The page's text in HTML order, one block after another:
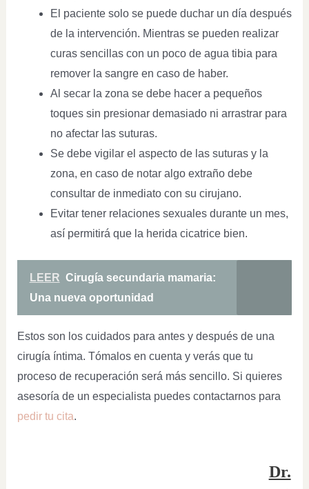
El paciente solo se puede duchar un día después
de la intervención. Mientras se pueden realizar
curas sencillas con un poco de agua tibia para
remover la sangre en caso de haber.
Al secar la zona se debe hacer a pequeños
toques sin presionar demasiado ni arrastrar para
no afectar las suturas.
Se debe vigilar el aspecto de las suturas y la
zona, en caso de notar algo extraño debe
consultar de inmediato con su cirujano.
Evitar tener relaciones sexuales durante un mes,
así permitirá que la herida cicatrice bien.
LEER Cirugía secundaria mamaria:
Una nueva oportunidad
Estos son los cuidados para antes y después de una
cirugía íntima. Tómalos en cuenta y verás que tu
proceso de recuperación será más sencillo. Si quieres
asesoría de un especialista puedes contactarnos para
pedir tu cita.
Dr.